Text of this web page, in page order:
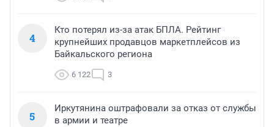
4
Кто потерял из-за атак БПЛА. Рейтинг
крупнейших продавцов маркетплейсов из
Байкальского региона
6 122 3
5
Иркутянина оштрафовали за отказ от службы
в армии и театре